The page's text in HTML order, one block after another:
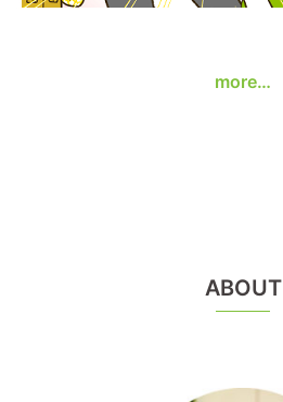
more…
ABOUT